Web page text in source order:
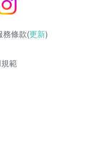
務條款(更新)
範